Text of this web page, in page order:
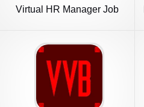
Virtual HR Manager Job